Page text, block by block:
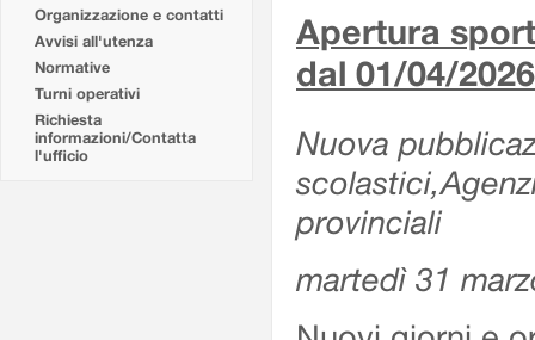
Organizzazione e contatti
Avvisi all'utenza
Normative
Turni operativi
Richiesta
informazioni/Contatta
l'ufficio
Apertura
dal 01/04/2026
Nuova
provinciali
martedì 31